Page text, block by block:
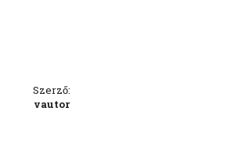
Szerző:
vautor